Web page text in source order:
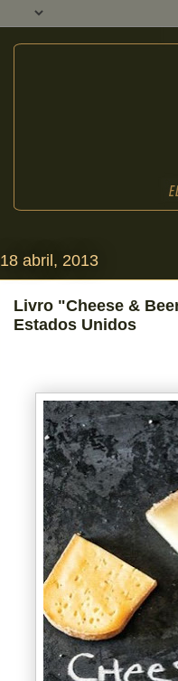
18 abril, 2013
Livro "Cheese &
Estados Unidos